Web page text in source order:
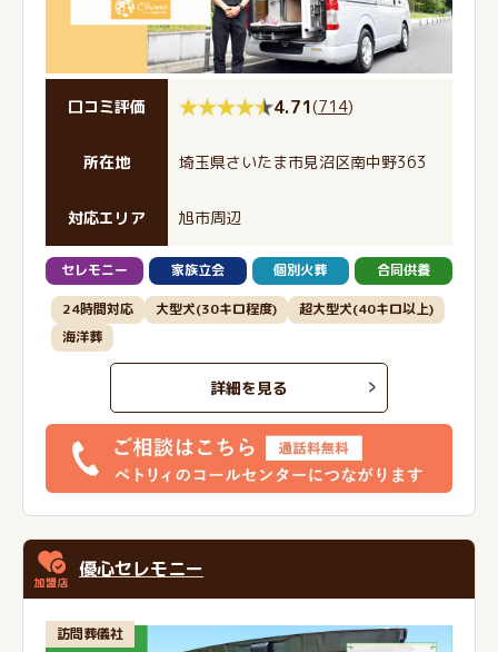
口コミ評価 4.71(714)
所在地 埼玉県さいたま市見沼区南中野363
対応エリア 旭市周辺
セレモニー 家族立会 個別火葬 合同供養
24時間対応 大型犬(30キロ程度)
超大型犬(40キロ以上)
海洋葬
詳細を見る
優心セレモニー
訪問葬儀社